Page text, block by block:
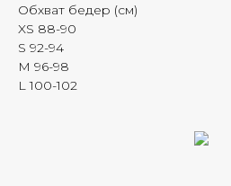
Обхват бедер (см)
XS 88-90
S 92-94
M 96-98
L 100-102